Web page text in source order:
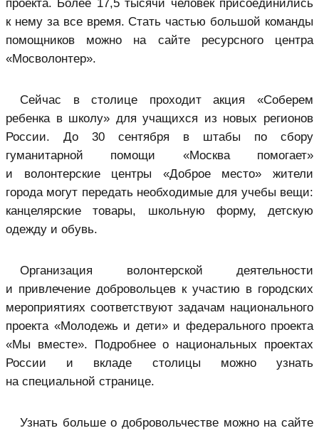
проекта. Более 17,5 тысячи человек присоединились
к нему за все время. Стать частью большой команды
помощников можно на сайте ресурсного центра
«Мосволонтер».
Сейчас в столице проходит акция «Соберем
ребенка в школу» для учащихся из новых регионов
России. До 30 сентября в штабы по сбору
гуманитарной помощи «Москва помогает»
и волонтерские центры «Доброе место» жители
города могут передать необходимые для учебы вещи:
канцелярские товары, школьную форму, детскую
одежду и обувь.
Организация волонтерской деятельности
и привлечение добровольцев к участию в городских
мероприятиях соответствуют задачам национального
проекта «Молодежь и дети» и федерального проекта
«Мы вместе». Подробнее о национальных проектах
России и вкладе столицы можно узнать
на специальной странице.
Узнать больше о добровольчестве можно на сайте